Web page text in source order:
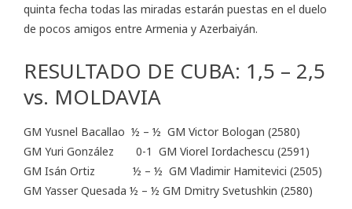
quinta fecha todas las miradas estarán puestas en el duelo
de pocos amigos entre Armenia y Azerbaiyán.
RESULTADO DE CUBA: 1,5 – 2,5
vs. MOLDAVIA
GM Yusnel Bacallao ½ – ½ GM Victor Bologan (2580)
GM Yuri González 0-1 GM Viorel Iordachescu (2591)
GM Isán Ortiz ½ – ½ GM Vladimir Hamitevici (2505)
GM Yasser Quesada ½ – ½ GM Dmitry Svetushkin (2580)